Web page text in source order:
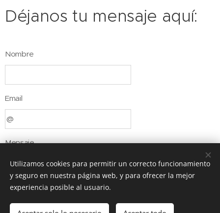
Déjanos tu mensaje aquí:
Nombre
Email
Mensaje
Utilizamos cookies para permitir un correcto funcionamiento
y seguro en nuestra página web, y para ofrecer la mejor
experiencia posible al usuario.